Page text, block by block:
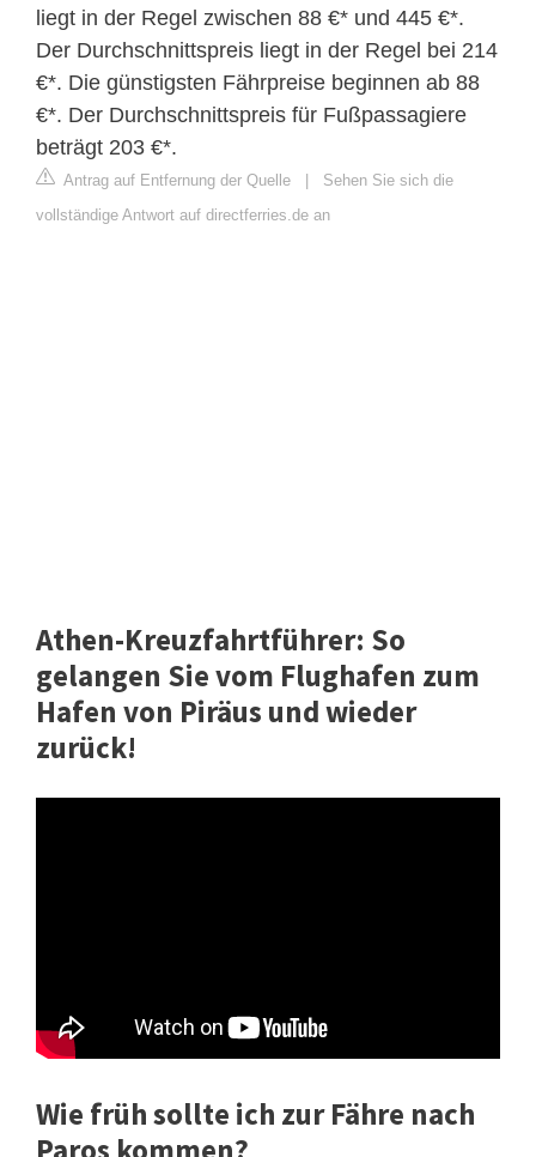
liegt in der Regel zwischen 88 €* und 445 €*.
Der Durchschnittspreis liegt in der Regel bei 214
€*. Die günstigsten Fährpreise beginnen ab 88
€*. Der Durchschnittspreis für Fußpassagiere
beträgt 203 €*.
Antrag auf Entfernung der Quelle
Sehen Sie sich die
vollständige Antwort auf directferries.de an
Athen-Kreuzfahrtführer: So
gelangen Sie vom Flughafen zum
Hafen von Piräus und wieder
zurück!
Wie früh sollte ich zur Fähre nach
Paros kommen?